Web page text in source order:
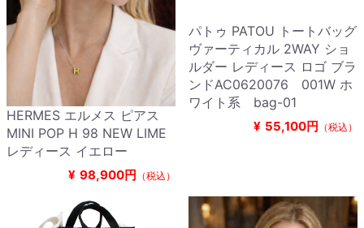
HERMES エルメス ピアス
MINI POP H 98 NEW LIME
レディース イエロー
¥ 98,900円 （税込）
パトゥ PATOU トートバッグ
ヴァーティカル 2WAY ショ
ルダー レディース ロゴ ブラ
ンドAC0620076 001W ホ
ワイト系 bag-01
¥ 55,100円 （税込）